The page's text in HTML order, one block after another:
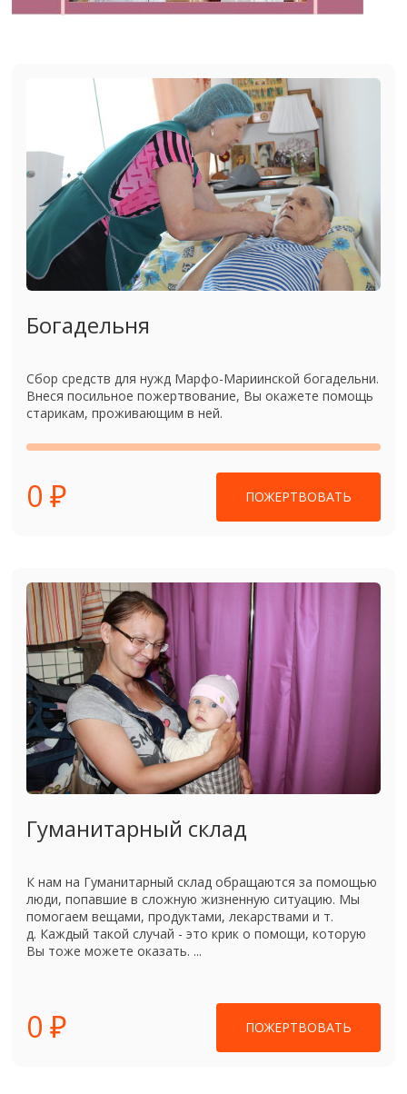
Богадельня
Сбор средств для нужд Марфо-Мариинской богадельни.
Внеся посильное пожертвование, Вы окажете помощь
старикам, проживающим в ней.
0 ₽ ПОЖЕРТВОВАТЬ
Гуманитарный склад
К нам на Гуманитарный склад обращаются за помощью
люди, попавшие в сложную жизненную ситуацию. Мы
помогаем вещами, продуктами, лекарствами и т.
д. Каждый такой случай - это крик о помощи, которую
Вы тоже можете оказать. ...
0 ₽ ПОЖЕРТВОВАТЬ